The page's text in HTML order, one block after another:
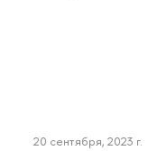
20 сентября, 2023 г.